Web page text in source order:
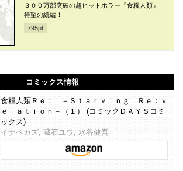
３００万部突破の超ヒットホラー『食糧人類』
待望の続編！
795pt
コミックス情報
食糧人類Ｒｅ： －Ｓｔａｒｖｉｎｇ Ｒｅ：ｖ
ｅｌａｔｉｏｎ－（１） (コミックＤＡＹＳコミ
ックス)
イナベカズ, 蔵石ユウ, 水谷健吾